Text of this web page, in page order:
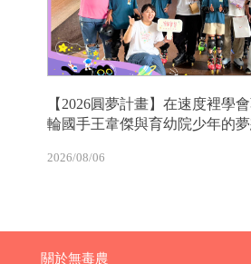
【2026圓夢計畫】在速度裡學
輪國手王韋傑與育幼院少年的
2026/08/06
關於無毒農